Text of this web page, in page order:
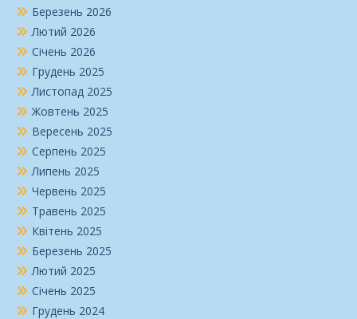
Березень 2026
Лютий 2026
Січень 2026
Грудень 2025
Листопад 2025
Жовтень 2025
Вересень 2025
Серпень 2025
Липень 2025
Червень 2025
Травень 2025
Квітень 2025
Березень 2025
Лютий 2025
Січень 2025
Грудень 2024